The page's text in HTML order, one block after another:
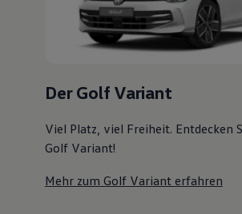
Der Golf Variant
Viel Platz, viel Freiheit. Entdecken
Golf Variant!
Mehr zum Golf Variant erfahren